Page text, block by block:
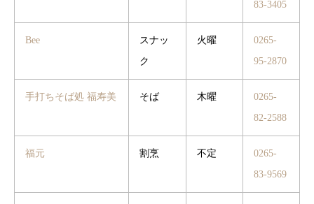
83-3405
Bee
スナッ
ク
火曜
0265-
95-2870
手打ちそば処 福寿美 そば 木曜
0265-
82-2588
福元 割烹 不定
0265-
83-9569